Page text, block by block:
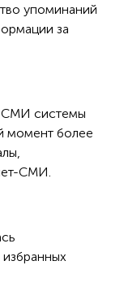
упоминаний
за
СМИ системы
момент более
СМИ.